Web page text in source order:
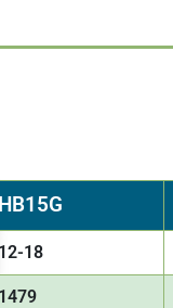
HB15G
12-18
1479